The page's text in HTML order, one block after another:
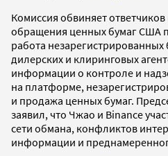
Комиссия обвиняет
обращения ценных бумаг США
работа
дилерских и клиринговых
информации о контроле и
на платформе,
и продажа ценных бумаг.
заявил, что Чжао и Binance
сети обмана, конфликтов
информации и